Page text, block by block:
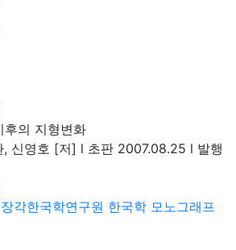
후의 지형변화
신영호 [저] l 초판 2007.08.25 l 발행
각한국학연구원 한국학 모노그래프